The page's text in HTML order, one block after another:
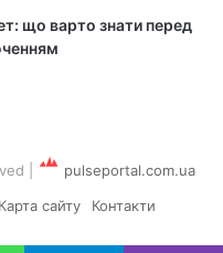
що варто знати перед
pulseportal.com.ua
Карта сайту Контакти